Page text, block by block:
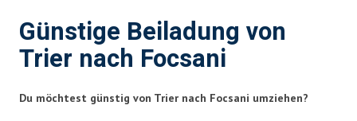
Günstige Beiladung von
Trier nach Focsani
Du möchtest günstig von Trier nach Focsani umziehen?